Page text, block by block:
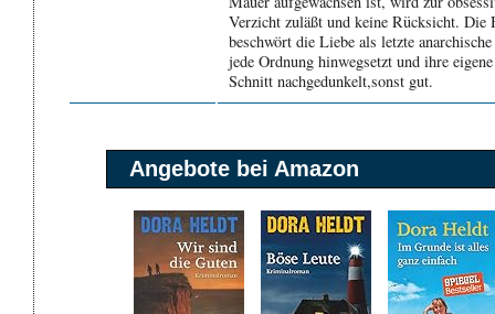
Verzicht zuläßt und keine Rücksicht. Die
beschwört die Liebe als letzte
jede Ordnung hinwegsetzt und ihre
Schnitt nachgedunkelt,sonst gut.
Angebote bei Amazon